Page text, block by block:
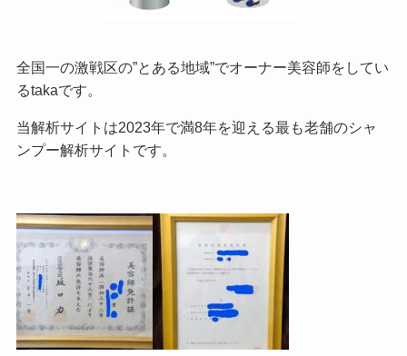
全国一の激戦区の”とある地域”でオーナー美容師をしてい
るtakaです。
当解析サイトは2023年で満8年を迎える最も老舗のシャ
ンプー解析サイトです。